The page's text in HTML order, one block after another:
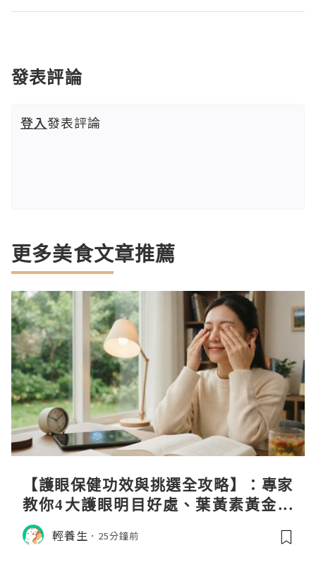
發表評論
登入發表評論
更多美食文章推薦
【護眼保健功效與挑選全攻略】：專家
教你4大護眼明目好處、葉黃素黃金比
例與挑選秘訣
輕養生 25分鐘前